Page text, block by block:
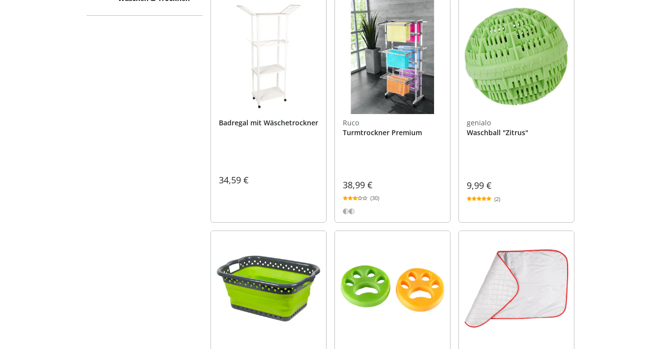
Badregal mit Wäschetrockner
34,59 €
Ruco
Turmtrockner Premium
38,99 €
(30)
genialo
Waschball "Zitrus"
9,99 €
(2)